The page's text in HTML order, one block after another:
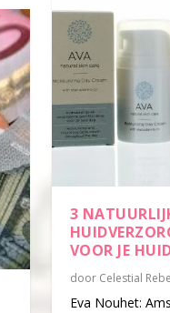
3
VOOR JE
door Celestial
Eva Nouhet: